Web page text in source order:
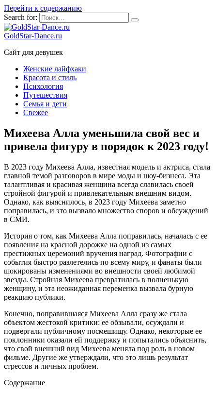
Перейти к содержанию
Search for:
GoldStar-Dance.ru
Сайт для девушек
Женские лайфхаки
Красота и стиль
Психология
Путешествия
Семья и дети
Свежее
Михеева Алла уменьшила свой вес и
привела фигуру в порядок к 2023 году!
В 2023 году Михеева Алла, известная модель и актриса, стала
главной темой разговоров в мире моды и шоу-бизнеса. Эта
талантливая и красивая женщина всегда славилась своей
стройной фигурой и привлекательным внешним видом.
Однако, как выяснилось, в 2023 году Михеева заметно
поправилась, и это вызвало множество споров и обсуждений
в СМИ.
История о том, как Михеева Алла поправилась, началась с ее
появления на красной дорожке на одной из самых
престижных церемоний вручения наград. Фотографии с
события быстро разлетелись по всему миру, и фанаты были
шокированы изменениями во внешности своей любимой
звезды. Стройная Михеева превратилась в полненькую
женщину, и эта неожиданная переменка вызвала бурную
реакцию публики.
Конечно, поправившаяся Михеева Алла сразу же стала
объектом жестокой критики: ее обзывали, осуждали и
подвергали публичному посмешищу. Однако, некоторые ее
поклонники оказали ей поддержку и попытались объяснить,
что свой внешний вид Михеева меняла под роль в новом
фильме. Другие же утверждали, что это лишь результат
стрессов и личных проблем.
Содержание